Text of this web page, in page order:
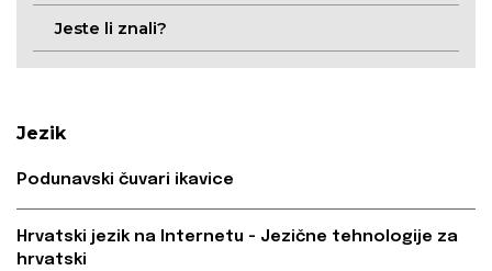
Jeste li znali?
Jezik
Podunavski čuvari ikavice
Hrvatski jezik na Internetu - Jezične tehnologije za
hrvatski